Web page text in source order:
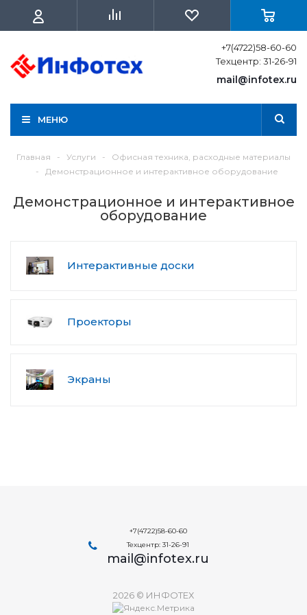
+7(4722)58-60-60
Техцентр: 31-26-91
mail@infotex.ru
МЕНЮ
Главная - Услуги -
Офисная техника, расходные материалы
-
Демонстрационное и интерактивное оборудование
Демонстрационное и интерактивное
оборудование
Интерактивные доски
Проекторы
Экраны
+7(4722)58-60-60
Техцентр: 31-26-91
mail@infotex.ru
2026 © ИНФОТЕХ